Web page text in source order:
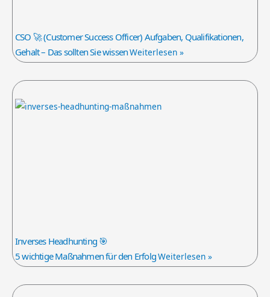
CSO 🚀 (Customer Success Officer) Aufgaben, Qualifikationen,
Gehalt – Das sollten Sie wissenWeiterlesen »
Inverses Headhunting 🎯
5 wichtige Maßnahmen für den ErfolgWeiterlesen »